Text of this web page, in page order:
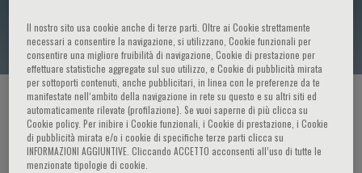
Loewe Go
HOME PAGE / CORSI ED EVENTI / RELATORE
Il nostro sito usa cookie anche di terze parti. Oltre ai Cookie strettamente
necessari a consentire la navigazione, si utilizzano, Cookie funzionali per
consentire una migliore fruibilità di navigazione, Cookie di prestazione per
effettuare statistiche aggregate sul suo utilizzo, e Cookie di pubblicità mirata
per sottoporti contenuti, anche pubblicitari, in linea con le preferenze da te
manifestate nell‘ambito della navigazione in rete su questo e su altri siti ed
automaticamente rilevate (profilazione). Se vuoi saperne di più clicca su
Cookie policy. Per inibire i Cookie funzionali, i Cookie di prestazione, i Cookie
di pubblicità mirata e/o i cookie di specifiche terze parti clicca su
INFORMAZIONI AGGIUNTIVE. Cliccando ACCETTO acconsenti all’uso di tutte le
menzionate tipologie di cookie.